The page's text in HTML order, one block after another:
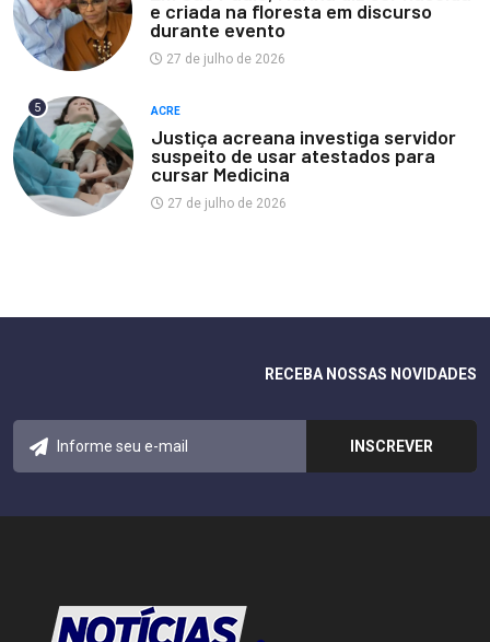
e criada na floresta em discurso
durante evento
27 de julho de 2026
5 ACRE
Justiça acreana investiga servidor
suspeito de usar atestados para
cursar Medicina
27 de julho de 2026
RECEBA NOSSAS NOVIDADES